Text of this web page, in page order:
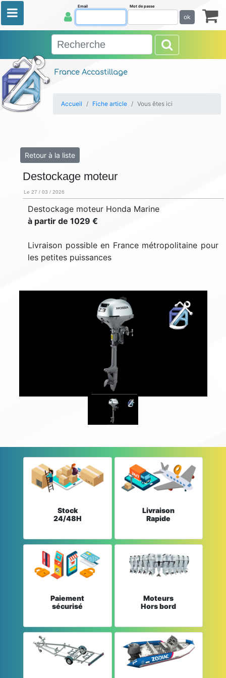
France Accastillage
Email Mot de passe
ok
Accueil Fiche article Vous êtes ici
Retour à la liste
Destockage moteur
Le 27 / 03 / 2026
Destockage moteur Honda Marine
à partir de 1029 €
Livraison possible en France métropolitaine pour
les petites puissances
Stock
24/48H
Livraison
Rapide
Paiement
sécurisé
Moteurs
Hors bord